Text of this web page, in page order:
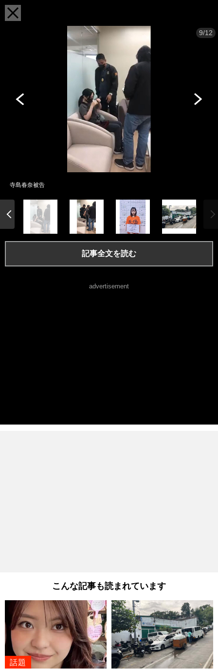
9/12
寺島春奈被告
記事全文を読む
advertisement
こんな記事も読まれています
話題